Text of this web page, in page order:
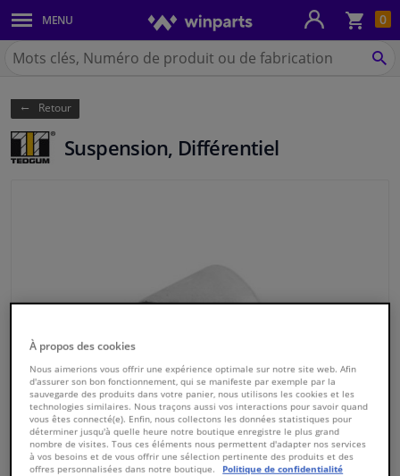
0
MENU
Carrosserie & tôles
Feux & ampoules
Freinage
Système d'échappement
Pièces moteur & accessoires
Filtres & liquides
Bagages & transport
Fenêtres & accessoires
Chercher
Winparts.be
Retour
Suspension, Différentiel
À propos des cookies
Nous aimerions vous offrir une expérience optimale sur notre site web. Afin
d'assurer son bon fonctionnement, qui se manifeste par exemple par la
sauvegarde des produits dans votre panier, nous utilisons les cookies et les
technologies similaires. Nous traçons aussi vos interactions pour savoir quand
vous êtes connecté(e). Enfin, nous collectons les données statistiques pour
déterminer jusqu'à quelle heure notre boutique enregistre le plus grand
nombre de visites. Tous ces éléments nous permettent d'adapter nos services
à vos besoins et de vous offrir une sélection pertinente des produits et des
offres personnalisées dans notre boutique.
Politique de confidentialité